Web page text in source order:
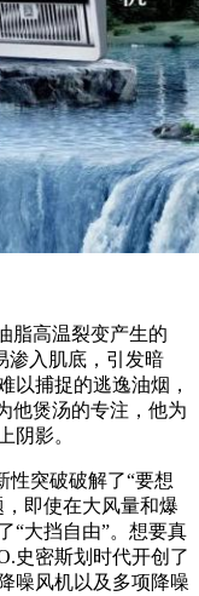
脂高温裂变产生的
渗入肌底，引发暗
以捕捉的逃逸油烟，
他煲汤的专注，他为
阴影。
突破破解了“要想
即使在大风量和爆
“大挡自由”。想要真
史密斯划时代开创了
噪风机以及多项降噪